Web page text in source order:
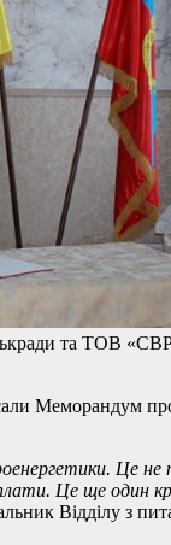
та ТОВ
про
Це
плати. Це ще
Відділу з